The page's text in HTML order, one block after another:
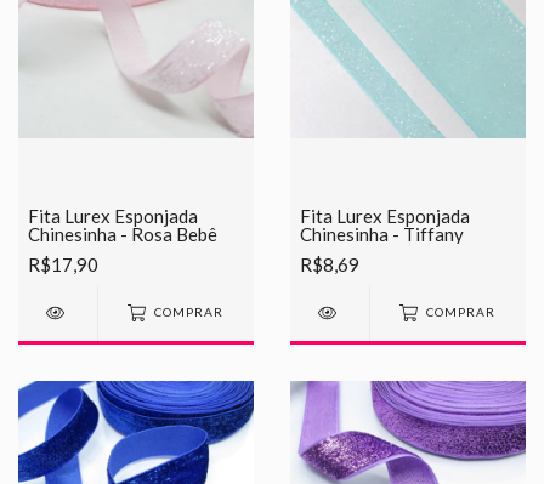
Fita Lurex Esponjada
Chinesinha - Rosa Bebê
R$17,90
COMPRAR
Fita Lurex Esponjada
Chinesinha - Tiffany
R$8,69
COMPRAR